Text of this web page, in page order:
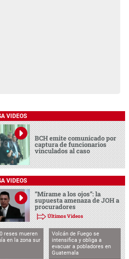
VIDEOS
BCH emite comunicado por
captura de funcionarios
vinculados al caso
VIDEOS
“Mírame a los ojos”: la
supuesta amenaza de JOH a
procuradores
Últimos Videos
reses mueren
en la zona sur
Volcán de Fuego se
intensifica y obliga a
evacuar a pobladores en
Guatemala